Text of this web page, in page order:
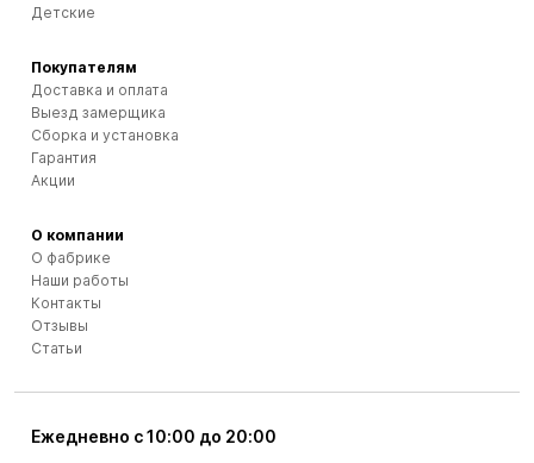
Ежедневно с 10:00 до 20:00
Детские
Покупателям
Доставка и оплата
Выезд замерщика
Сборка и установка
Гарантия
Акции
О компании
О фабрике
Наши работы
Контакты
Отзывы
Статьи